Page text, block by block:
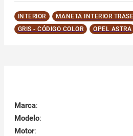
INTERIOR
MANETA INTERIOR
GRIS - CÓDIGO COLOR
OPEL ASTRA
Marca:
Modelo:
Motor: